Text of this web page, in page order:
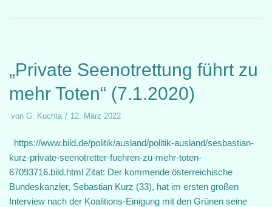
„Private Seenotrettung führt zu
mehr Toten“ (7.1.2020)
von G. Kuchta 12. März 2022
https://www.bild.de/politik/ausland/politik-ausland/sesbastian-
kurz-private-seenotretter-fuehren-zu-mehr-toten-
67093716.bild.html Zitat: Der kommende österreichische
Bundeskanzler, Sebastian Kurz (33), hat im ersten großen
Interview nach der Koalitions-Einigung mit den Grünen seine